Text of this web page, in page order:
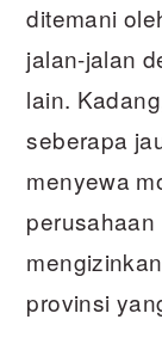
ditemani
jalan-jalan
lain.
seberapa
menyewa
provinsi